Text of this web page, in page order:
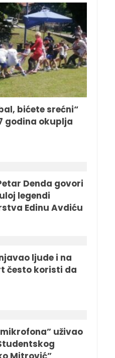
bićete srećni“
godina okuplja
Denda govori
legendi
Edinu Avdiću
ljude i na
često koristi da
uživao